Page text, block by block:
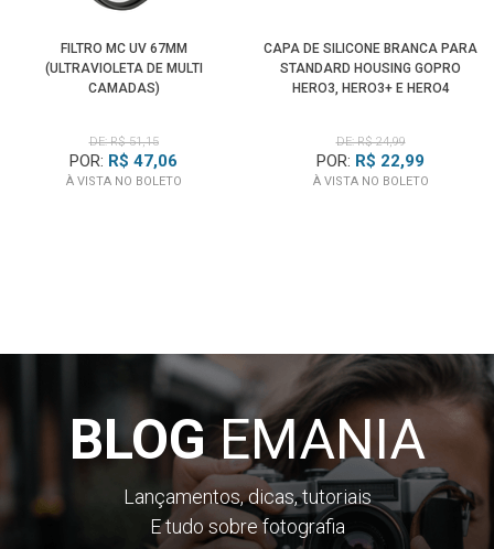
FILTRO MC UV 67MM
(ULTRAVIOLETA DE MULTI
CAMADAS)
DE: R$ 51,15
POR: R$ 47,06
À VISTA NO BOLETO
CAPA DE SILICONE BRANCA PARA
STANDARD HOUSING GOPRO
HERO3, HERO3+ E HERO4
DE: R$ 24,99
POR: R$ 22,99
À VISTA NO BOLETO
BLOGEMANIA
Lançamentos, dicas, tutoriais
E tudo sobre fotografia